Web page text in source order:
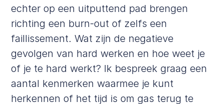
echter op een uitputtend pad brengen
richting een burn-out of zelfs een
faillissement. Wat zijn de negatieve
gevolgen van hard werken en hoe weet je
of je te hard werkt? Ik bespreek graag een
aantal kenmerken waarmee je kunt
herkennen of het tijd is om gas terug te